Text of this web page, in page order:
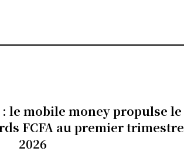
le mobile money propulse le
FCFA au premier trimestre
2026